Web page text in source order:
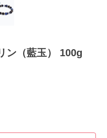
ン（藍玉） 100g